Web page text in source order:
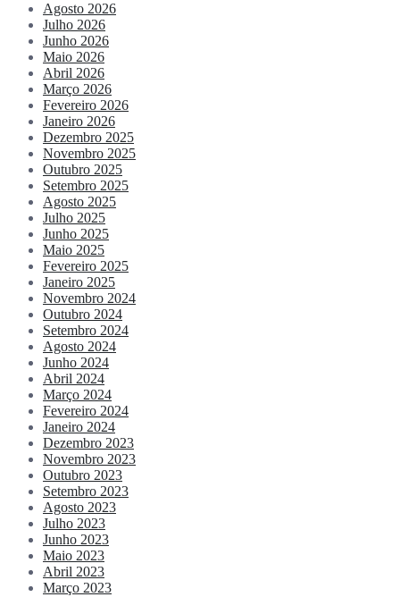
Agosto 2026
Julho 2026
Junho 2026
Maio 2026
Abril 2026
Março 2026
Fevereiro 2026
Janeiro 2026
Dezembro 2025
Novembro 2025
Outubro 2025
Setembro 2025
Agosto 2025
Julho 2025
Junho 2025
Maio 2025
Fevereiro 2025
Janeiro 2025
Novembro 2024
Outubro 2024
Setembro 2024
Agosto 2024
Junho 2024
Abril 2024
Março 2024
Fevereiro 2024
Janeiro 2024
Dezembro 2023
Novembro 2023
Outubro 2023
Setembro 2023
Agosto 2023
Julho 2023
Junho 2023
Maio 2023
Abril 2023
Março 2023